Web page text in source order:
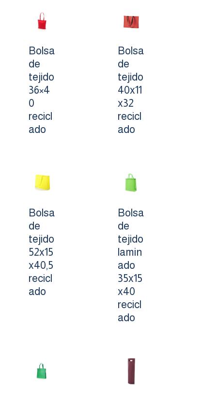
Bolsa
de
tejido
36×4
0
recicl
ado
Bolsa
de
tejido
40x11
x32
recicl
ado
Bolsa
de
tejido
52x15
x40,5
recicl
ado
Bolsa
de
tejido
lamin
ado
35x15
x40
recicl
ado